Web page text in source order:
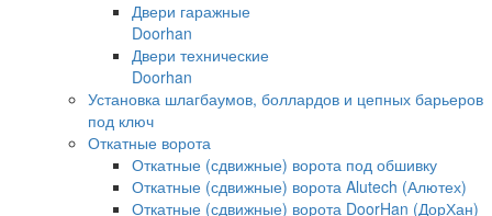
Двери гаражные
Doorhan
Двери технические
Doorhan
Установка шлагбаумов, боллардов и цепных барьеров
под ключ
Откатные ворота
Откатные (сдвижные) ворота под обшивку
Откатные (сдвижные) ворота Alutech (Алютех)
Откатные (сдвижные) ворота DoorHan (ДорХан)